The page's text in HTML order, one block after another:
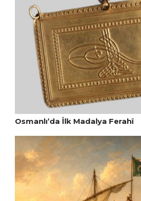
Osmanlı’da İlk Madalya Ferahî